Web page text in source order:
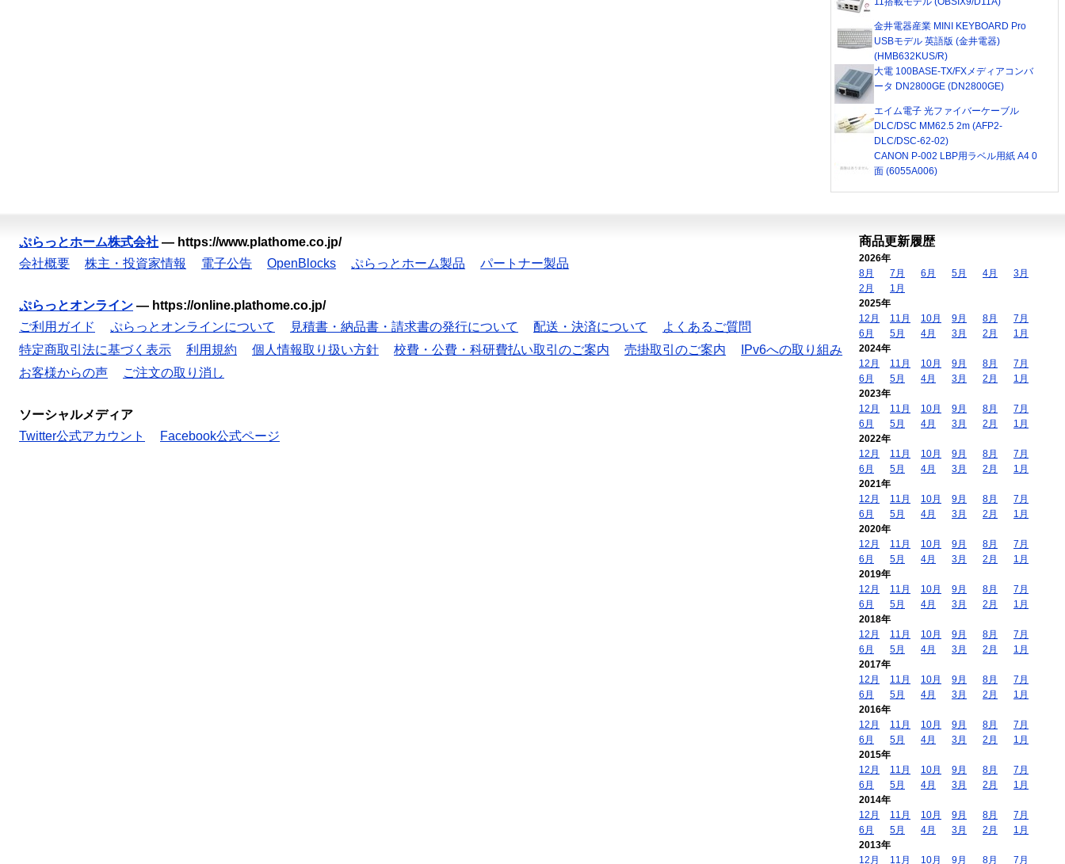
金井電器産業 MINI KEYBOARD Pro
USBモデル 英語版 (金井電器)
(HMB632KUS/R)
大電 100BASE-TX/FXメディアコンバ
ータ DN2800GE (DN2800GE)
エイム電子 光ファイバーケーブル
DLC/DSC MM62.5 2m (AFP2-
DLC/DSC-62-02)
CANON P-002 LBP用ラベル用紙 A4 0
面 (6055A006)
ぷらっとホーム株式会社 — https://www.plathome.co.jp/
会社概要
株主・投資家情報 電子公告 OpenBlocks ぷらっとホーム製品 パートナー製品
ぷらっとオンライン — https://online.plathome.co.jp/
ご利用ガイド
ぷらっとオンラインについて 見積書・納品書・請求書の発行について 配送・決済について
よくあるご質問
特定商取引法に基づく表示
利用規約 個人情報取り扱い方針 校費・公費・科研費払い取引のご案内 売掛取引のご案内
IPv6への取り組み
お客様からの声
ご注文の取り消し
ソーシャルメディア
Twitter公式アカウント
Facebook公式ページ
商品更新履歴
2026年
8月
7月 6月 5月 4月
3月
2月
1月
2025年
12月
11月 10月 9月 8月
7月
6月
5月 4月 3月 2月
1月
2024年
12月
11月 10月 9月 8月
7月
6月
5月 4月 3月 2月
1月
2023年
12月
11月 10月 9月 8月
7月
6月
5月 4月 3月 2月
1月
2022年
12月
11月 10月 9月 8月
7月
6月
5月 4月 3月 2月
1月
2021年
12月
11月 10月 9月 8月
7月
6月
5月 4月 3月 2月
1月
2020年
12月
11月 10月 9月 8月
7月
6月
5月 4月 3月 2月
1月
2019年
12月
11月 10月 9月 8月
7月
6月
5月 4月 3月 2月
1月
2018年
12月
11月 10月 9月 8月
7月
6月
5月 4月 3月 2月
1月
2017年
12月
11月 10月 9月 8月
7月
6月
5月 4月 3月 2月
1月
2016年
12月
11月 10月 9月 8月
7月
6月
5月 4月 3月 2月
1月
2015年
12月
11月 10月 9月 8月
7月
6月
5月 4月 3月 2月
1月
2014年
12月
11月 10月 9月 8月
7月
6月
5月 4月 3月 2月
1月
2013年
12月
11月 10月 9月 8月 7月